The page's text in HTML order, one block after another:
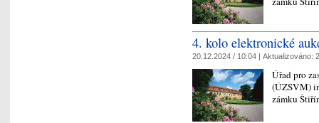
4. kolo elektronické
20.12.2024 / 10:04 | Aktualizováno:
Úřad pro
(ÚZSVM)
zámku